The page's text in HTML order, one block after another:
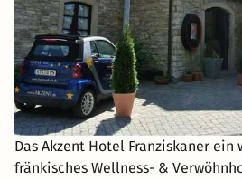
Das Akzent Hotel Franziskaner ein
fränkisches Wellness- &